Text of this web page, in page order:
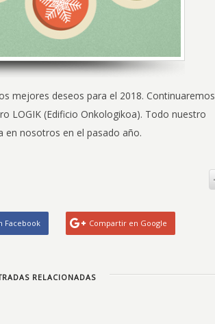
mejores deseos para el 2018. Continuaremos
LOGIK (Edificio Onkologikoa). Todo nuestro
en nosotros en el pasado año.
Facebook Compartir en Google
RELACIONADAS